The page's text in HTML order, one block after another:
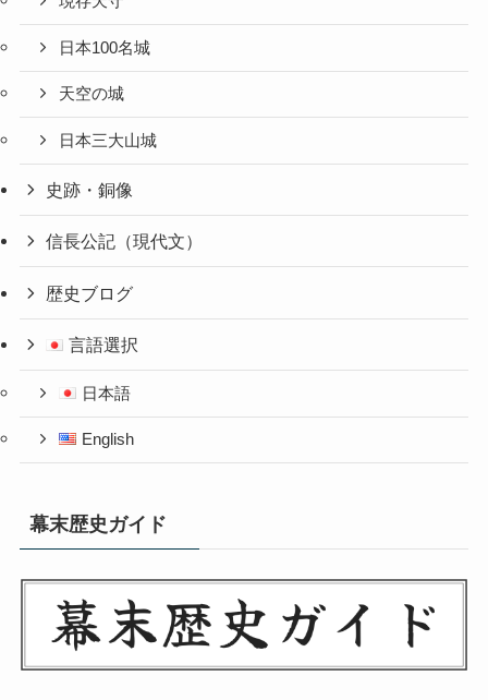
日本100名城
天空の城
日本三大山城
史跡・銅像
信長公記（現代文）
歴史ブログ
言語選択
日本語
English
幕末歴史ガイド